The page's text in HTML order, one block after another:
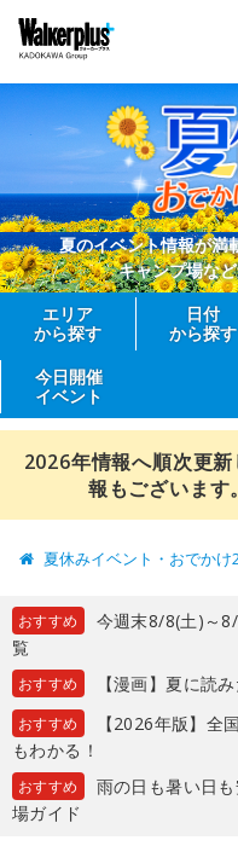
夏のイベント情報が満
キャンプ場な
エリア
から探す
日付
から探す
今日開催
イベント
2026年情報へ順次更
報もございます
夏休みイベント・おでかけ
おすすめ
今週末8/8(土)～
覧
おすすめ 【漫画】夏に読
おすすめ
【2026年版】全
もわかる！
おすすめ
雨の日も暑い日
場ガイド